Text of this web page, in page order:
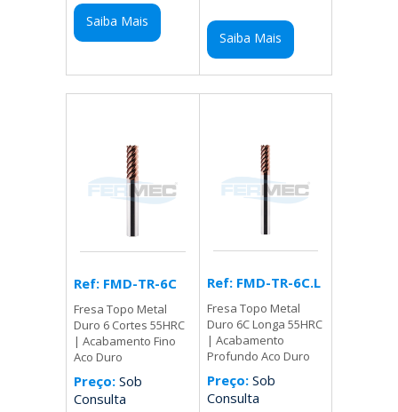
Saiba Mais
Saiba Mais
Ref: FMD-TR-6C
Fresa Topo Metal
Duro 6 Cortes 55HRC
| Acabamento Fino
Aco Duro
Preço: Sob
Consulta
Ref: FMD-TR-6C.L
Fresa Topo Metal
Duro 6C Longa 55HRC
| Acabamento
Profundo Aco Duro
Preço:Sob
Consulta